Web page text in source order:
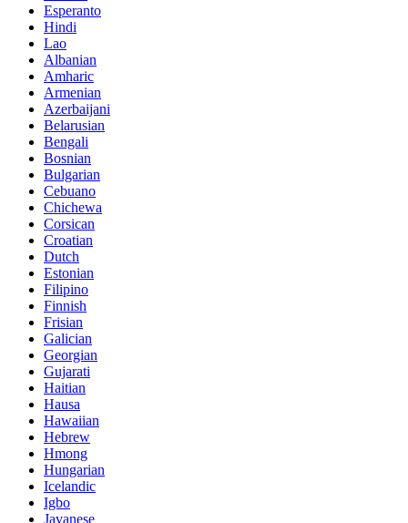
Esperanto
Hindi
Lao
Albanian
Amharic
Armenian
Azerbaijani
Belarusian
Bengali
Bosnian
Bulgarian
Cebuano
Chichewa
Corsican
Croatian
Dutch
Estonian
Filipino
Finnish
Frisian
Galician
Georgian
Gujarati
Haitian
Hausa
Hawaiian
Hebrew
Hmong
Hungarian
Icelandic
Igbo
Javanese